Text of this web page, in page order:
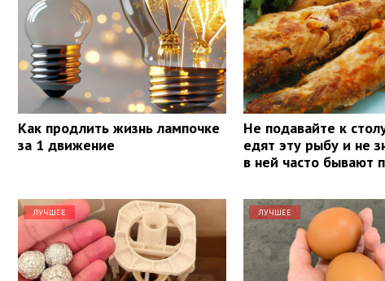
Как продлить жизнь лампочке
за 1 движение
Не подавайте к
едят эту рыбу и не
в ней часто бывают
ЛУЧШЕЕ ЛУЧШЕЕ